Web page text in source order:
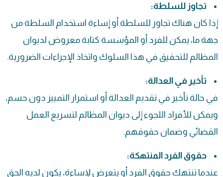
تجاوز للسلطة:
إذا كان هناك تجاوز للسلطة أو إساءة استخدام السلطة من
جهة ما، يمكن للفرد أو المؤسسة كتابة معروض لديوان
المظالم للتحقيق في هذا السلوك واتخاذ الإجراءات الضرورية.
تأخير في العدالة:
في حالة تأخير في تقديم العدالة أو استمرار التمييز دون حسم،
ويمكن للأفراد اللجوء إلى ديوان المظالم لتسريع العمل
القضائي وضمان حقوقهم.
حقوق الفرد المنتهكة:
عندما تنتهك حقوق الفرد أو يتعرض لإساءة، يكون لديه الحق